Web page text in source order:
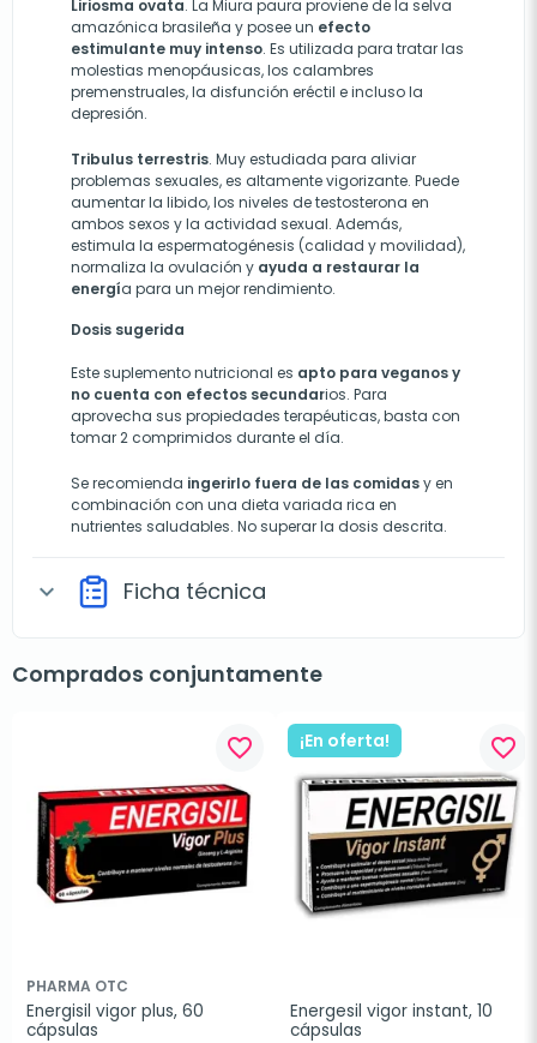
Liriosma ovata. La Miura paura proviene de la selva
amazónica brasileña y posee un efecto
estimulante muy intenso. Es utilizada para tratar las
molestias menopáusicas, los calambres
premenstruales, la disfunción eréctil e incluso la
depresión.
Tribulus terrestris. Muy estudiada para aliviar
problemas sexuales, es altamente vigorizante. Puede
aumentar la libido, los niveles de testosterona en
ambos sexos y la actividad sexual. Además,
estimula la espermatogénesis (calidad y movilidad),
normaliza la ovulación y ayuda a restaurar la
energía para un mejor rendimiento.
Dosis sugerida
Este suplemento nutricional es apto para veganos y
no cuenta con efectos secundarios. Para
aprovecha sus propiedades terapéuticas, basta con
tomar 2 comprimidos durante el día.
Se recomienda ingerirlo fuera de las comidasy en
combinación con una dieta variada rica en
nutrientes saludables. No superar la dosis descrita.
expand_more Ficha técnica
Comprados conjuntamente
favorite_border
PHARMA OTC
Energisil vigor plus, 60
cápsulas
¡En oferta! favorite_border
Energesil vigor instant, 10
cápsulas